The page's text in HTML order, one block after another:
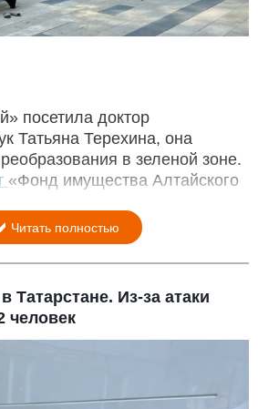
посетила доктор
Татьяна Терехина, она
в зеленой зоне.
«Фонд имущества Алтайского
Читать полностью
Татарстане. Из-за атаки
человек